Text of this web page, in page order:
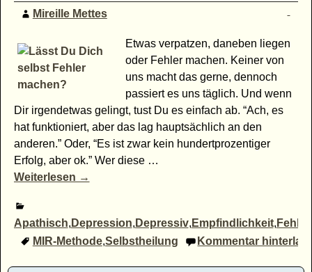
Mireille Mettes
Etwas verpatzen, daneben liegen
oder Fehler machen. Keiner von
uns macht das gerne, dennoch
passiert es uns täglich. Und wenn
Dir irgendetwas gelingt, tust Du es einfach ab. “Ach, es
hat funktioniert, aber das lag hauptsächlich an den
anderen.” Oder, “Es ist zwar kein hundertprozentiger
Erfolg, aber ok.” Wer diese …
Weiterlesen →
Apathisch, Depression, Depressiv, Empfindlichkeit, Fehler
MIR-Methode,Selbstheilung Kommentar